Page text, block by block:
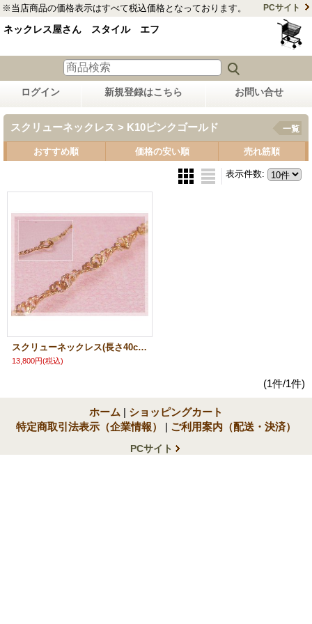
※当店商品の価格表示はすべて税込価格となっております。 PCサイト
ネックレス屋さん スタイル エフ
ログイン 新規登録はこちら お問い合せ
スクリューネックレス > K10ピンクゴールド 一覧
おすすめ順 価格の安い順 売れ筋順
表示件数:
スクリューネックレス(長さ40cm：幅0.9mm)/ピンクゴールドK10
13,800円(税込)
(1件/1件)
ホーム | ショッピングカート
特定商取引法表示（企業情報）
| ご利用案内（配送・決済）
PCサイト